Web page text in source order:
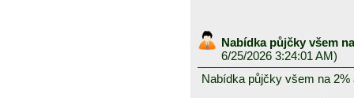
Nabídka půjčky všem
6/25/2026 3:24:01 AM)
Nabídka půjčky všem na 2%